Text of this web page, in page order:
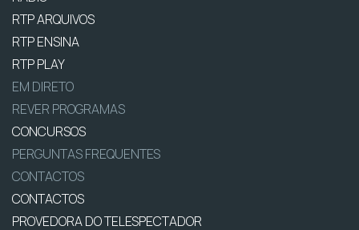
RTP ARQUIVOS
RTP ENSINA
RTP PLAY
EM DIRETO
REVER PROGRAMAS
CONCURSOS
PERGUNTAS FREQUENTES
CONTACTOS
CONTACTOS
PROVEDORA DO TELESPECTADOR